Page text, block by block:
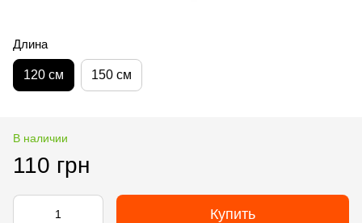
Длина
120 см 150 см
В наличии
110 грн
Купить